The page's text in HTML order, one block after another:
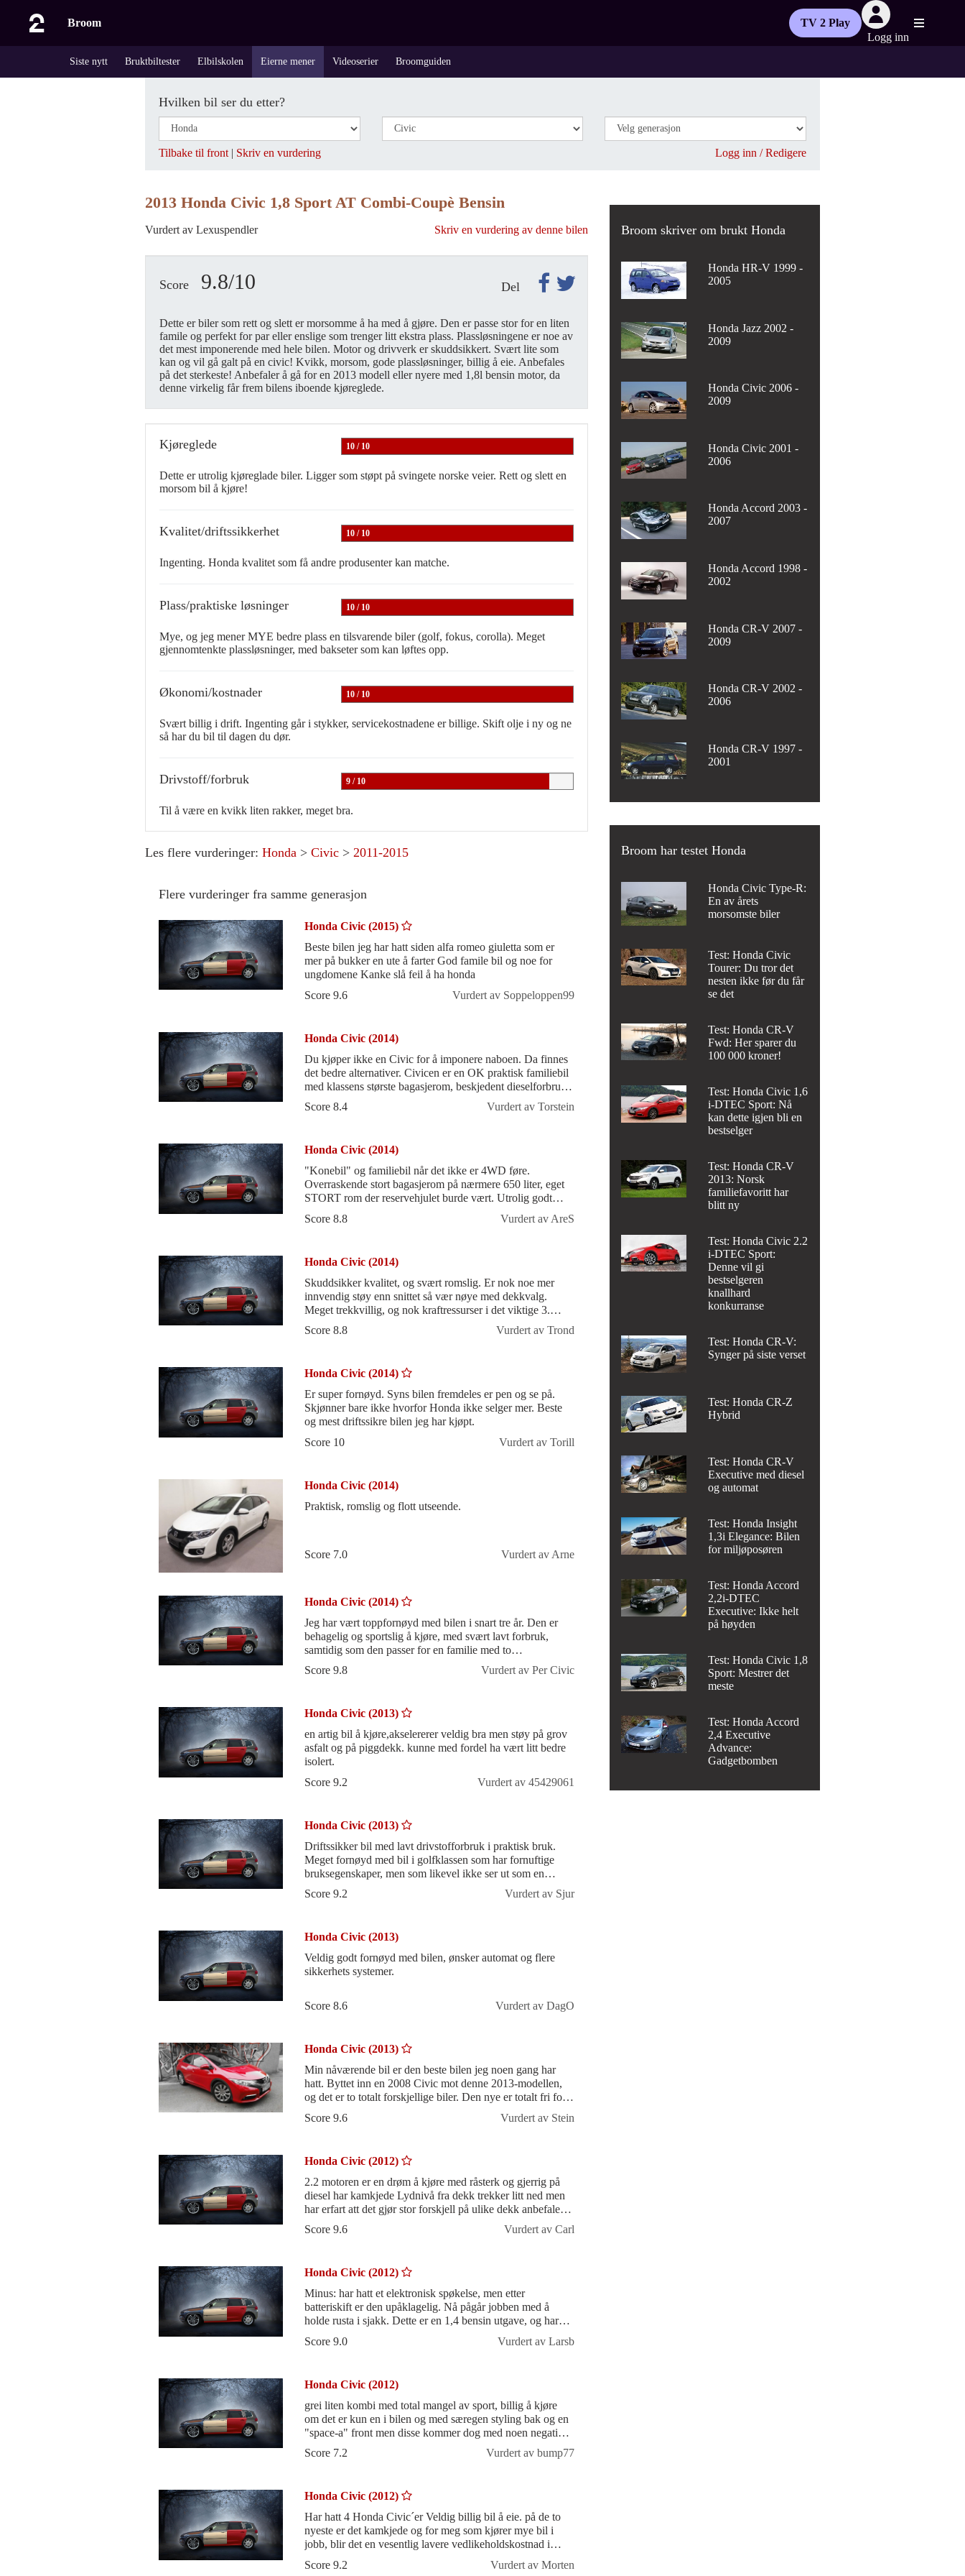
Broom
TV 2 Play
Logg inn
Siste nytt Bruktbiltester Elbilskolen Eierne mener Videoserier Broomguiden
Hvilken bil ser du etter?
Tilbake til front | Skriv en vurdering Logg inn / Redigere
2013 Honda Civic 1,8 Sport AT Combi-Coupè Bensin
Vurdert av Lexuspendler Skriv en vurdering av denne bilen
Score 9.8/10 Del
Dette er biler som rett og slett er morsomme å ha med å gjøre. Den er passe stor for en liten
famile og perfekt for par eller enslige som trenger litt ekstra plass. Plassløsningene er noe av
det mest imponerende med hele bilen. Motor og drivverk er skuddsikkert. Svært lite som
kan og vil gå galt på en civic! Kvikk, morsom, gode plassløsninger, billig å eie. Anbefales
på det sterkeste! Anbefaler å gå for en 2013 modell eller nyere med 1,8l bensin motor, da
denne virkelig får frem bilens iboende kjøreglede.
Kjøreglede 10 / 10
Dette er utrolig kjøreglade biler. Ligger som støpt på svingete norske veier. Rett og slett en
morsom bil å kjøre!
Kvalitet/driftssikkerhet 10 / 10
Ingenting. Honda kvalitet som få andre produsenter kan matche.
Plass/praktiske løsninger 10 / 10
Mye, og jeg mener MYE bedre plass en tilsvarende biler (golf, fokus, corolla). Meget
gjennomtenkte plassløsninger, med bakseter som kan løftes opp.
Økonomi/kostnader 10 / 10
Svært billig i drift. Ingenting går i stykker, servicekostnadene er billige. Skift olje i ny og ne
så har du bil til dagen du dør.
Drivstoff/forbruk 9 / 10
Til å være en kvikk liten rakker, meget bra.
Les flere vurderinger: Honda > Civic > 2011-2015
Flere vurderinger fra samme generasjon
Honda Civic (2015)
Beste bilen jeg har hatt siden alfa romeo giuletta som er
mer på bukker en ute å farter God famile bil og noe for
ungdomene Kanke slå feil å ha honda
Score 9.6
Vurdert av Soppeloppen99
Honda Civic (2014)
Du kjøper ikke en Civic for å imponere naboen. Da finnes
det bedre alternativer. Civicen er en OK praktisk familiebil
med klassens største bagasjerom, beskjedent dieselforbruk
og en uslåelig kvali
Score 8.4 Vurdert av Torstein
Honda Civic (2014)
"Konebil" og familiebil når det ikke er 4WD føre.
Overraskende stort bagasjerom på nærmere 650 liter, eget
STORT rom der reservehjulet burde vært. Utrolig godt
Score 8.8 Vurdert av AreS
Honda Civic (2014)
Skuddsikker kvalitet, og svært romslig. Er nok noe mer
innvendig støy enn snittet så vær nøye med dekkvalg.
Meget trekkvillig, og nok kraftressurser i det viktige 3.
giret. Gearkassa er dessuten
Score 8.8 Vurdert av Trond
Honda Civic (2014)
Er super fornøyd. Syns bilen fremdeles er pen og se på.
Skjønner bare ikke hvorfor Honda ikke selger mer. Beste
og mest driftssikre bilen jeg har kjøpt.
Score 10
Vurdert av Torill
Honda Civic (2014)
Praktisk, romslig og flott utseende.
Score 7.0 Vurdert av Arne
Honda Civic (2014)
Jeg har vært toppfornøyd med bilen i snart tre år. Den er
behagelig og sportslig å kjøre, med svært lavt forbruk,
samtidig som den passer for en familie med to
bakovervendte barn: både i bak
Score 9.8 Vurdert av Per Civic
Honda Civic (2013)
en artig bil å kjøre,akselererer veldig bra men støy på grov
asfalt og på piggdekk. kunne med fordel ha vært litt bedre
isolert.
Score 9.2
Vurdert av 45429061
Honda Civic (2013)
Driftssikker bil med lavt drivstofforbruk i praktisk bruk.
Meget fornøyd med bil i golfklassen som har fornuftige
bruksegenskaper, men som likevel ikke ser ut som en
matboks.
Score 9.2 Vurdert av Sjur
Honda Civic (2013)
Veldig godt fornøyd med bilen, ønsker automat og flere
sikkerhets systemer.
Score 8.6 Vurdert av DagO
Honda Civic (2013)
Min nåværende bil er den beste bilen jeg noen gang har
hatt. Byttet inn en 2008 Civic mot denne 2013-modellen,
og det er to totalt forskjellige biler. Den nye er totalt fri for
Score 9.6 Vurdert av Stein
Honda Civic (2012)
2.2 motoren er en drøm å kjøre med råsterk og gjerrig på
diesel har kamkjede Lydnivå fra dekk trekker litt ned men
har erfart att det gjør stor forskjell på ulike dekk anbefaler
nokian hakka
Score 9.6 Vurdert av Carl
Honda Civic (2012)
Minus: har hatt et elektronisk spøkelse, men etter
batteriskift er den upåklagelig. Nå pågår jobben med å
holde rusta i sjakk. Dette er en 1,4 bensin utgave, og har
Score 9.0 Vurdert av Larsb
Honda Civic (2012)
grei liten kombi med total mangel av sport, billig å kjøre
om det er kun en i bilen og med særegen styling bak og en
"space-a" front men disse kommer dog med noen negative
sider.
Score 7.2 Vurdert av bump77
Honda Civic (2012)
Har hatt 4 Honda Civic´er Veldig billig bil å eie. på de to
nyeste er det kamkjede og for meg som kjører mye bil i
jobb, blir det en vesentlig lavere vedlikeholdskostnad i
Score 9.2 Vurdert av Morten
Broom skriver om brukt Honda
Honda HR-V 1999 -
2005
Honda Jazz 2002 -
2009
Honda Civic 2006 -
2009
Honda Civic 2001 -
2006
Honda Accord 2003 -
2007
Honda Accord 1998 -
2002
Honda CR-V 2007 -
2009
Honda CR-V 2002 -
2006
Honda CR-V 1997 -
2001
Broom har testet Honda
Honda Civic Type-R:
En av årets
morsomste biler
Test: Honda Civic
Tourer: Du tror det
nesten ikke før du får
se det
Test: Honda CR-V
Fwd: Her sparer du
100 000 kroner!
Test: Honda Civic 1,6
i-DTEC Sport: Nå
kan dette igjen bli en
bestselger
Test: Honda CR-V
2013: Norsk
familiefavoritt har
blitt ny
Test: Honda Civic 2.2
i-DTEC Sport:
Denne vil gi
bestselgeren
knallhard
konkurranse
Test: Honda CR-V:
Synger på siste verset
Test: Honda CR-Z
Hybrid
Test: Honda CR-V
Executive med diesel
og automat
Test: Honda Insight
1,3i Elegance: Bilen
for miljøposøren
Test: Honda Accord
2,2i-DTEC
Executive: Ikke helt
på høyden
Test: Honda Civic 1,8
Sport: Mestrer det
meste
Test: Honda Accord
2,4 Executive
Advance:
Gadgetbomben